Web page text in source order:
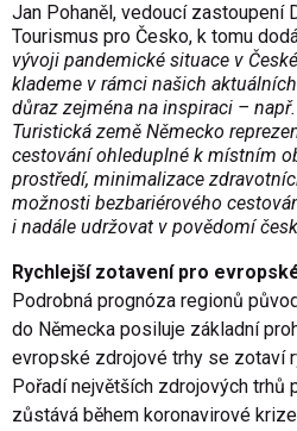
Jan Pohaněl, vedoucí zastoupení
Tourismus pro Česko, k tomu
vývoji pandemické situace v
klademe v rámci našich
důraz zejména na inspiraci –
Turistická země Německo
cestování ohleduplné k místním
prostředí, minimalizace
možnosti bezbariérového
i nadále udržovat v povědomí
Rychlejší zotavení pro
Podrobná prognóza regionů
do Německa posiluje základní
evropské zdrojové trhy se zotaví
Pořadí největších zdrojových trhů
zůstává během koronavirové